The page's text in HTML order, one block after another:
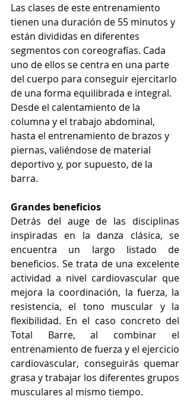
Las clases de este entrenamiento
tienen una duración de 55 minutos y
están divididas en diferentes
segmentos con coreografías. Cada
uno de ellos se centra en una parte
del cuerpo para conseguir ejercitarlo
de una forma equilibrada e integral.
Desde el calentamiento de la
columna y el trabajo abdominal,
hasta el entrenamiento de brazos y
piernas, valiéndose de material
deportivo y, por supuesto, de la
barra.
Grandes beneficios
Detrás del auge de las disciplinas
inspiradas en la danza clásica, se
encuentra un largo listado de
beneficios. Se trata de una excelente
actividad a nivel cardiovascular que
mejora la coordinación, la fuerza, la
resistencia, el tono muscular y la
flexibilidad. En el caso concreto del
Total Barre, al combinar el
entrenamiento de fuerza y el ejercicio
cardiovascular, conseguirás quemar
grasa y trabajar los diferentes grupos
musculares al mismo tiempo.